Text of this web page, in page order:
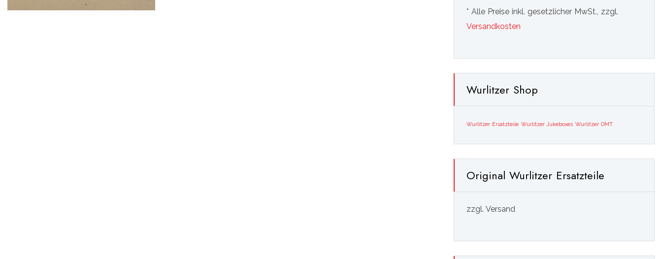
* Alle Preise inkl. gesetzlicher MwSt., zzgl.
Versandkosten
Wurlitzer Shop
Wurlitzer Ersatzteile Wurlitzer Jukeboxes Wurlitzer OMT
Original Wurlitzer Ersatzteile
zzgl. Versand